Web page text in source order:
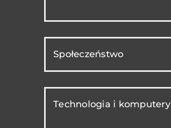
Społeczeństwo
Technologia i komputery